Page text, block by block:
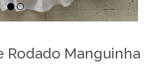
Rodado Manguinha